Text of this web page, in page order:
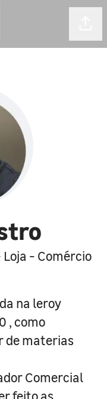
- Comércio
na leroy
, como
de materias
Comercial
feito as